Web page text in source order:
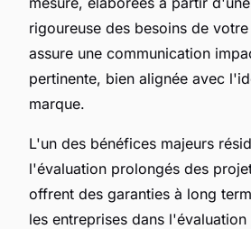
rigoureuse des besoins de
assure une communication
pertinente, bien alignée avec
marque.
L'un des bénéfices majeurs
l'évaluation prolongés des
offrent des garanties à long
les entreprises dans